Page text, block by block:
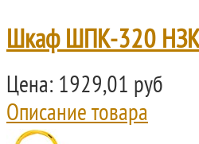
Шкаф ШПК-320
Цена: 1929,01 руб
Описание товара